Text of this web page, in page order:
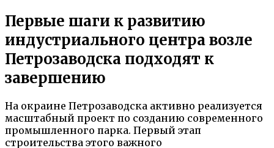
Первые шаги к развитию
индустриального центра возле
Петрозаводска подходят к
завершению
На окраине Петрозаводска активно реализуется
масштабный проект по созданию современного
промышленного парка. Первый этап
строительства этого важного